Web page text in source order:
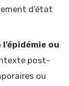
d’état
ou
post-
ou